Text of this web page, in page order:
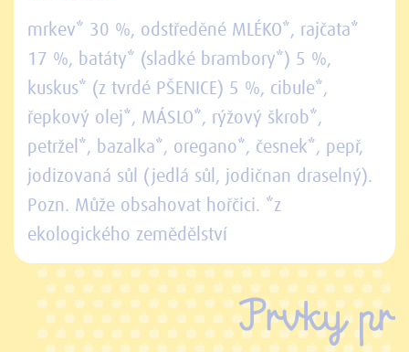
mrkev* 30 %, odstředěné MLÉKO*, rajčata*
17 %, batáty* (sladké brambory*) 5 %,
kuskus* (z tvrdé PŠENICE) 5 %, cibule*,
řepkový olej*, MÁSLO*, rýžový škrob*,
petržel*, bazalka*, oregano*, česnek*, pepř,
jodizovaná sůl (jedlá sůl, jodičnan draselný).
Pozn. Může obsahovat hořčici. *z
ekologického zemědělství